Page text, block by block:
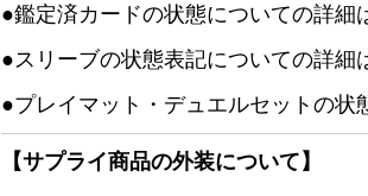
●鑑定済カードの状態についての詳細
●スリーブの状態表記についての詳細
●プレイマット・デュエルセットの状
【サプライ商品の外装について】